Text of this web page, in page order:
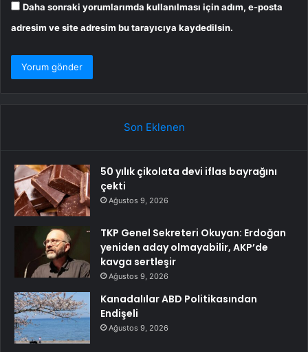
Daha sonraki yorumlarımda kullanılması için adım, e-posta
adresim ve site adresim bu tarayıcıya kaydedilsin.
Son Eklenen
50 yılık çikolata devi iflas bayrağını
çekti
Ağustos 9, 2026
TKP Genel Sekreteri Okuyan: Erdoğan
yeniden aday olmayabilir, AKP’de
kavga sertleşir
Ağustos 9, 2026
Kanadalılar ABD Politikasından
Endişeli
Ağustos 9, 2026